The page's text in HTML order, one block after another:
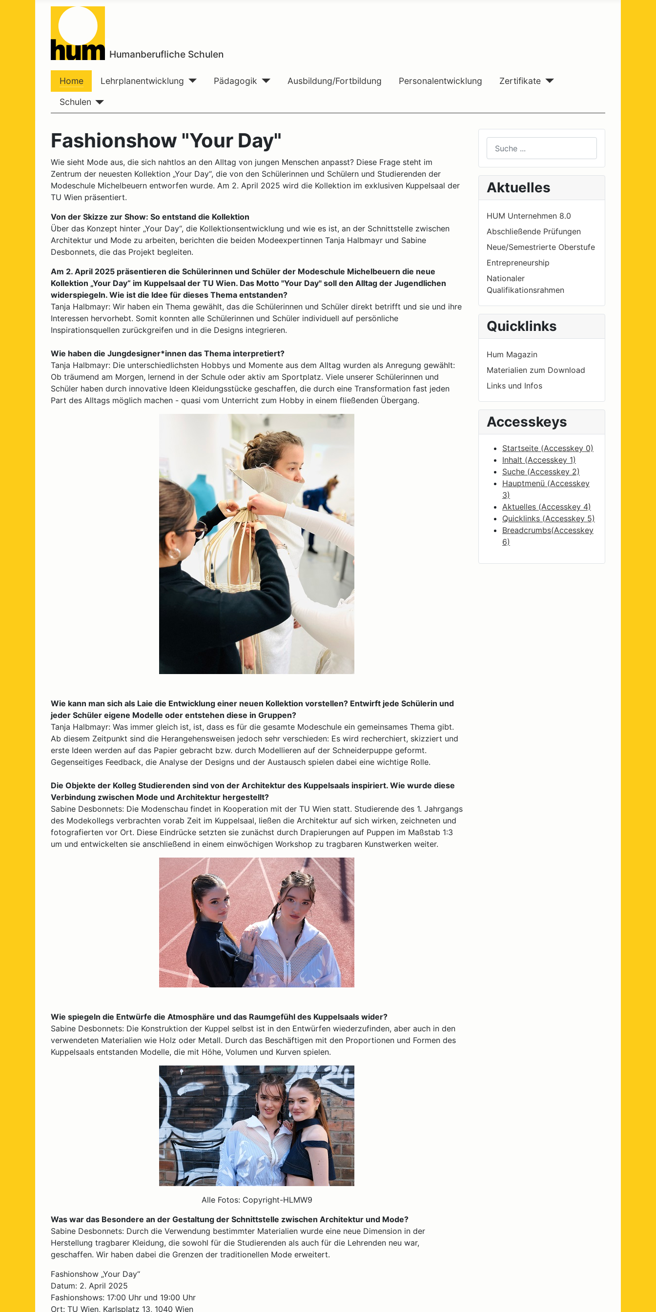
Humanberufliche Schulen
Home Lehrplanentwicklung Pädagogik Ausbildung/Fortbildung Personalentwicklung Zertifikate
Schulen
Fashionshow "Your Day"
Wie sieht Mode aus, die sich nahtlos an den Alltag von jungen Menschen anpasst? Diese Frage steht im
Zentrum der neuesten Kollektion „Your Day“, die von den Schülerinnen und Schülern und Studierenden der
Modeschule Michelbeuern entworfen wurde. Am 2. April 2025 wird die Kollektion im exklusiven Kuppelsaal der
TU Wien präsentiert.
Von der Skizze zur Show: So entstand die Kollektion
Über das Konzept hinter „Your Day“, die Kollektionsentwicklung und wie es ist, an der Schnittstelle zwischen
Architektur und Mode zu arbeiten, berichten die beiden Modeexpertinnen Tanja Halbmayr und Sabine
Desbonnets, die das Projekt begleiten.
Am 2. April 2025 präsentieren die Schülerinnen und Schüler der Modeschule Michelbeuern die neue
Kollektion „Your Day“ im Kuppelsaal der TU Wien. Das Motto "Your Day" soll den Alltag der Jugendlichen
widerspiegeln. Wie ist die Idee für dieses Thema entstanden?
Tanja Halbmayr: Wir haben ein Thema gewählt, das die Schülerinnen und Schüler direkt betrifft und sie und ihre
Interessen hervorhebt. Somit konnten alle Schülerinnen und Schüler individuell auf persönliche
Inspirationsquellen zurückgreifen und in die Designs integrieren.
Wie haben die Jungdesigner*innen das Thema interpretiert?
Tanja Halbmayr: Die unterschiedlichsten Hobbys und Momente aus dem Alltag wurden als Anregung gewählt:
Ob träumend am Morgen, lernend in der Schule oder aktiv am Sportplatz. Viele unserer Schülerinnen und
Schüler haben durch innovative Ideen Kleidungsstücke geschaffen, die durch eine Transformation fast jeden
Part des Alltags möglich machen - quasi vom Unterricht zum Hobby in einem fließenden Übergang.
Wie kann man sich als Laie die Entwicklung einer neuen Kollektion vorstellen? Entwirft jede Schülerin und
jeder Schüler eigene Modelle oder entstehen diese in Gruppen?
Tanja Halbmayr: Was immer gleich ist, ist, dass es für die gesamte Modeschule ein gemeinsames Thema gibt.
Ab diesem Zeitpunkt sind die Herangehensweisen jedoch sehr verschieden: Es wird recherchiert, skizziert und
erste Ideen werden auf das Papier gebracht bzw. durch Modellieren auf der Schneiderpuppe geformt.
Gegenseitiges Feedback, die Analyse der Designs und der Austausch spielen dabei eine wichtige Rolle.
Die Objekte der Kolleg Studierenden sind von der Architektur des Kuppelsaals inspiriert. Wie wurde diese
Verbindung zwischen Mode und Architektur hergestellt?
Sabine Desbonnets: Die Modenschau findet in Kooperation mit der TU Wien statt. Studierende des 1. Jahrgangs
des Modekollegs verbrachten vorab Zeit im Kuppelsaal, ließen die Architektur auf sich wirken, zeichneten und
fotografierten vor Ort. Diese Eindrücke setzten sie zunächst durch Drapierungen auf Puppen im Maßstab 1:3
um und entwickelten sie anschließend in einem einwöchigen Workshop zu tragbaren Kunstwerken weiter.
Wie spiegeln die Entwürfe die Atmosphäre und das Raumgefühl des Kuppelsaals wider?
Sabine Desbonnets: Die Konstruktion der Kuppel selbst ist in den Entwürfen wiederzufinden, aber auch in den
verwendeten Materialien wie Holz oder Metall. Durch das Beschäftigen mit den Proportionen und Formen des
Kuppelsaals entstanden Modelle, die mit Höhe, Volumen und Kurven spielen.
Alle Fotos: Copyright-HLMW9
Was war das Besondere an der Gestaltung der Schnittstelle zwischen Architektur und Mode?
Sabine Desbonnets: Durch die Verwendung bestimmter Materialien wurde eine neue Dimension in der
Herstellung tragbarer Kleidung, die sowohl für die Studierenden als auch für die Lehrenden neu war,
geschaffen. Wir haben dabei die Grenzen der traditionellen Mode erweitert.
Fashionshow „Your Day“
Datum: 2. April 2025
Fashionshows: 17:00 Uhr und 19:00 Uhr
Ort: TU Wien, Karlsplatz 13, 1040 Wien
Type 2 or more characters for results.
Aktuelles
HUM Unternehmen 8.0
Abschließende Prüfungen
Neue/Semestrierte Oberstufe
Entrepreneurship
Nationaler
Qualifikationsrahmen
Quicklinks
Hum Magazin
Materialien zum Download
Links und Infos
Accesskeys
Startseite (Accesskey 0)
Inhalt (Accesskey 1)
Suche (Accesskey 2)
Hauptmenü (Accesskey
3)
Aktuelles (Accesskey 4)
Quicklinks (Accesskey 5)
Breadcrumbs(Accesskey
6)